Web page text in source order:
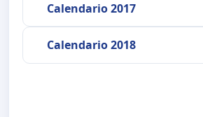
Calendario 2017
Calendario 2018